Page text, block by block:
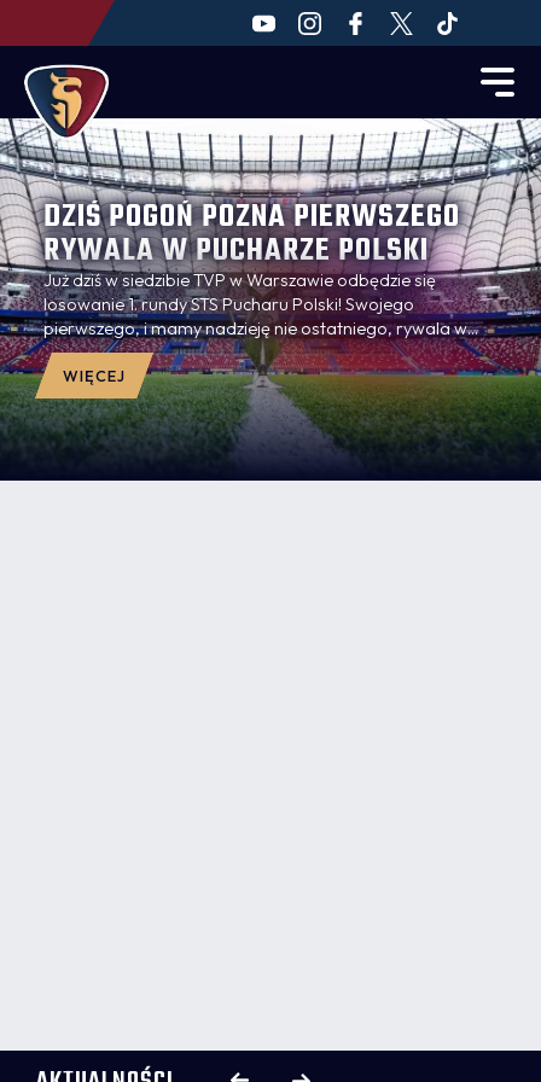
DZIŚ POGOŃ POZNA PIERWSZEGO
RYWALA W PUCHARZE POLSKI
Już dziś w siedzibie TVP w Warszawie odbędzie się
losowanie 1. rundy STS Pucharu Polski! Swojego
pierwszego, i mamy nadzieję nie ostatniego, rywala w
tych rozgrywkach pozna Pogoń Szczecin.
WIĘCEJ